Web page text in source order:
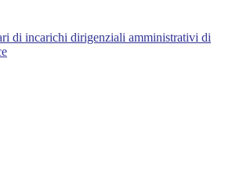
di incarichi dirigenziali amministrativi di